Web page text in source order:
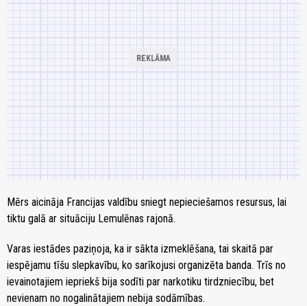
Mērs aicināja Francijas valdību sniegt nepieciešamos resursus, lai
tiktu galā ar situāciju Lemulēnas rajonā.
Varas iestādes paziņoja, ka ir sākta izmeklēšana, tai skaitā par
iespējamu tīšu slepkavību, ko sarīkojusi organizēta banda. Trīs no
ievainotajiem iepriekš bija sodīti par narkotiku tirdzniecību, bet
nevienam no nogalinātajiem nebija sodāmības.